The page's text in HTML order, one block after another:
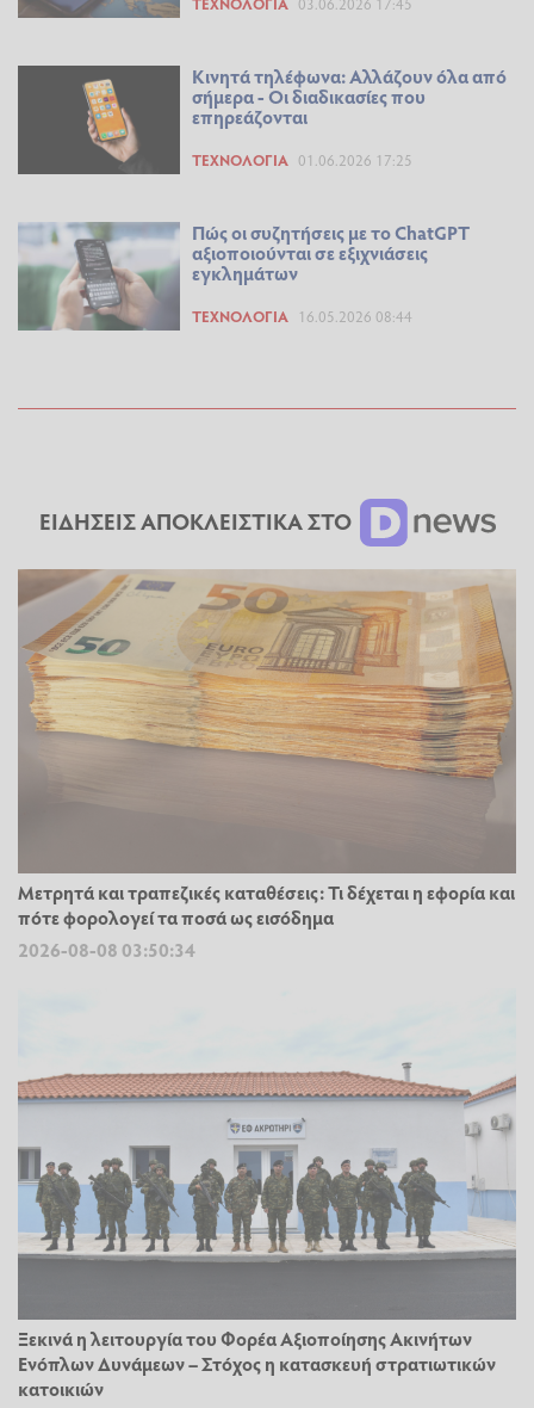
Κινητά τηλέφωνα: Αλλάζουν όλα από
σήμερα - Οι διαδικασίες που
επηρεάζονται
ΤΕΧΝΟΛΟΓΊΑ 01.06.2026 17:25
Πώς οι συζητήσεις με το ChatGPT
αξιοποιούνται σε εξιχνιάσεις
εγκλημάτων
ΤΕΧΝΟΛΟΓΊΑ 16.05.2026 08:44
ΕΙΔΗΣΕΙΣ ΑΠΟΚΛΕΙΣΤΙΚΑ ΣΤΟ
Μετρητά και τραπεζικές καταθέσεις: Τι δέχεται η εφορία και
πότε φορολογεί τα ποσά ως εισόδημα
2026-08-08 03:50:34
Ξεκινά η λειτουργία του Φορέα Αξιοποίησης Ακινήτων
Ενόπλων Δυνάμεων – Στόχος η κατασκευή στρατιωτικών
κατοικιών